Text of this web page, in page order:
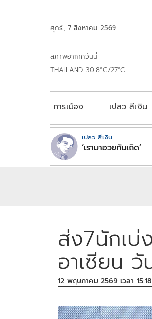
ศุกร์, 7 สิงหาคม 2569
สภาพอากาศวันนี้
THAILAND 30.8°C/27°C
การเมือง เปลว สีเงิน
เปลว สีเงิน
‘เรามาอวยกันเถิด’
ส่ง7นักเบ่
อาเซียน
12 พฤษภาคม 2569 เวลา